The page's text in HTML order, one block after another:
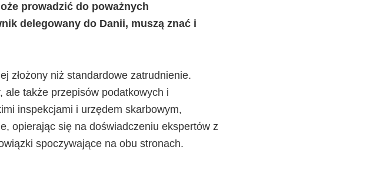
prowadzić do poważnych
delegowany do Danii, muszą znać i
złożony niż standardowe zatrudnienie.
także przepisów podatkowych i
inspekcjami i urzędem skarbowym,
opierając się na doświadczeniu ekspertów z
spoczywające na obu stronach.